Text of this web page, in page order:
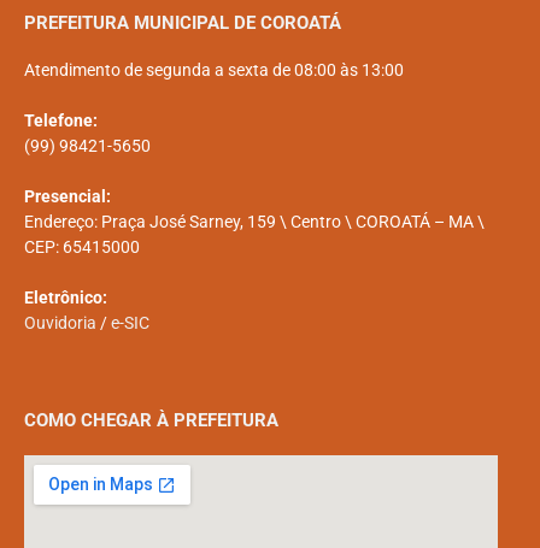
PREFEITURA MUNICIPAL DE COROATÁ
Atendimento de segunda a sexta de 08:00 às 13:00
Telefone:
(99) 98421-5650
Presencial:
Endereço: Praça José Sarney, 159 \ Centro \ COROATÁ – MA \
CEP: 65415000
Eletrônico:
Ouvidoria /e-SIC
COMO CHEGAR À PREFEITURA